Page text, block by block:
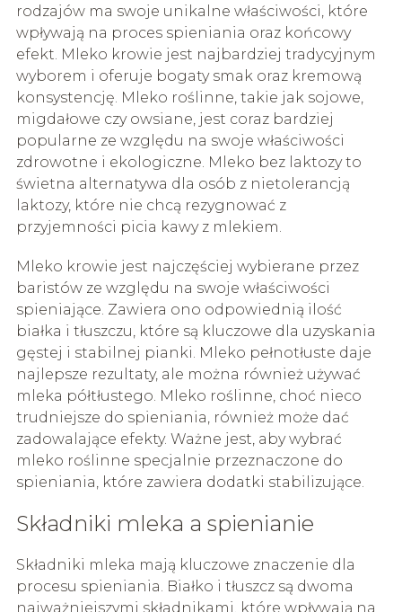
rodzajów ma swoje unikalne właściwości, które
wpływają na proces spieniania oraz końcowy
efekt. Mleko krowie jest najbardziej tradycyjnym
wyborem i oferuje bogaty smak oraz kremową
konsystencję. Mleko roślinne, takie jak sojowe,
migdałowe czy owsiane, jest coraz bardziej
popularne ze względu na swoje właściwości
zdrowotne i ekologiczne. Mleko bez laktozy to
świetna alternatywa dla osób z nietolerancją
laktozy, które nie chcą rezygnować z
przyjemności picia kawy z mlekiem.
Mleko krowie jest najczęściej wybierane przez
baristów ze względu na swoje właściwości
spieniające. Zawiera ono odpowiednią ilość
białka i tłuszczu, które są kluczowe dla uzyskania
gęstej i stabilnej pianki. Mleko pełnotłuste daje
najlepsze rezultaty, ale można również używać
mleka półtłustego. Mleko roślinne, choć nieco
trudniejsze do spieniania, również może dać
zadowalające efekty. Ważne jest, aby wybrać
mleko roślinne specjalnie przeznaczone do
spieniania, które zawiera dodatki stabilizujące.
Składniki mleka a spienianie
Składniki mleka mają kluczowe znaczenie dla
procesu spieniania. Białko i tłuszcz są dwoma
najważniejszymi składnikami, które wpływają na